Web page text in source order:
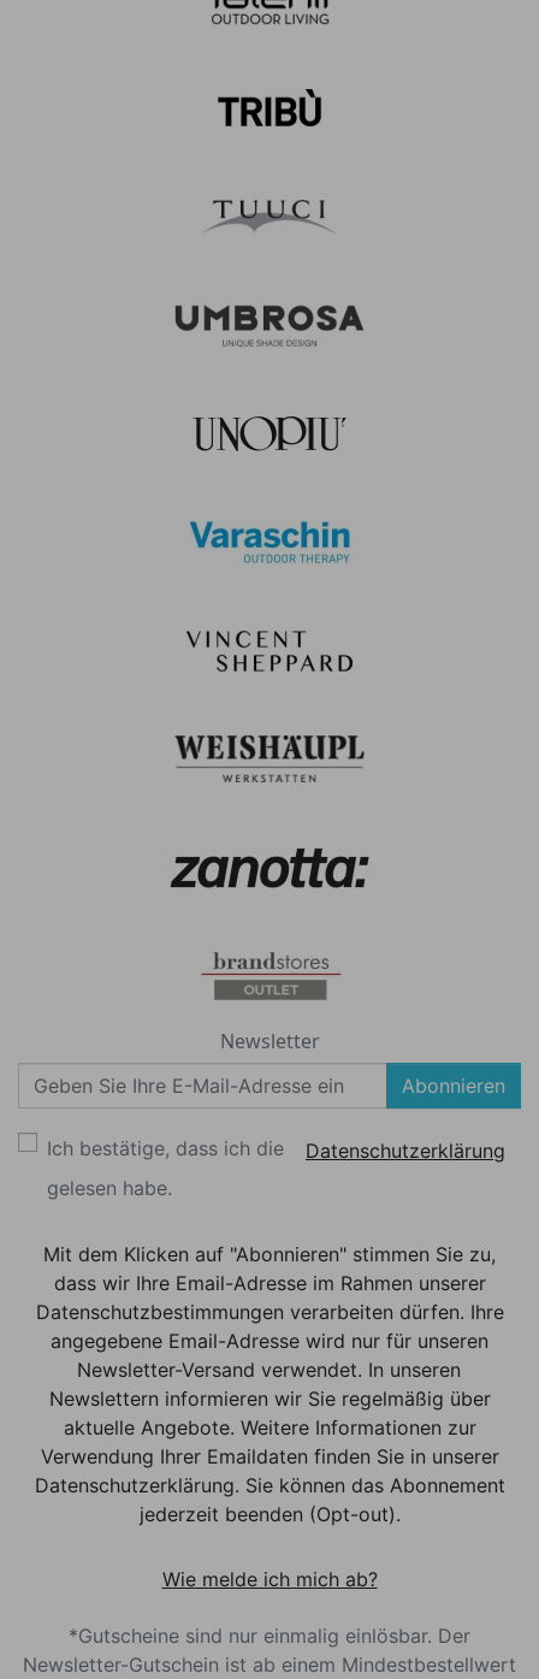
Newsletter
Abonnieren
Ich bestätige, dass ich die
Datenschutzerklärung
gelesen habe.
Mit dem Klicken auf "Abonnieren" stimmen Sie zu,
dass wir Ihre Email-Adresse im Rahmen unserer
Datenschutzbestimmungen verarbeiten dürfen. Ihre
angegebene Email-Adresse wird nur für unseren
Newsletter-Versand verwendet. In unseren
Newslettern informieren wir Sie regelmäßig über
aktuelle Angebote. Weitere Informationen zur
Verwendung Ihrer Emaildaten finden Sie in unserer
Datenschutzerklärung. Sie können das Abonnement
jederzeit beenden (Opt-out).
Wie melde ich mich ab?
*Gutscheine sind nur einmalig einlösbar. Der
Newsletter-Gutschein ist ab einem Mindestbestellwert